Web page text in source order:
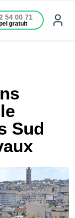
54 00 71
gratuit
Sud